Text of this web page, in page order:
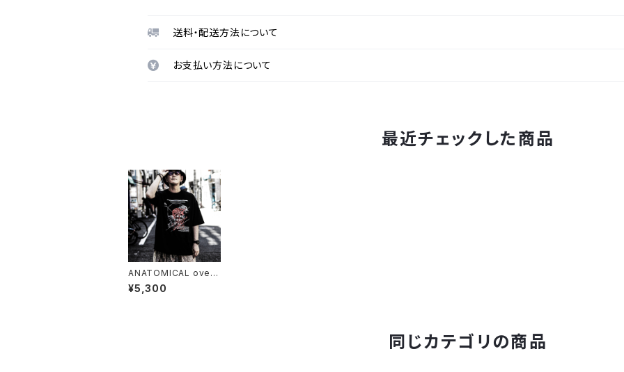
送料・配送方法について
お支払い方法について
最近チェックした商品
ANATOMICAL overs
ized T-shirt
¥5,300
同じカテゴリの商品